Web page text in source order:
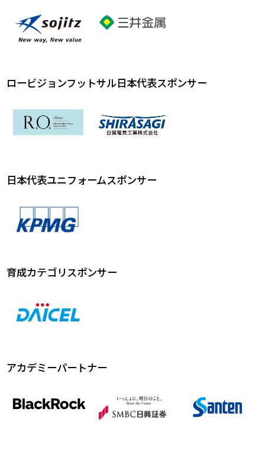
ロービジョンフットサル日本代表スポンサー
日本代表ユニフォームスポンサー
育成カテゴリスポンサー
アカデミーパートナー